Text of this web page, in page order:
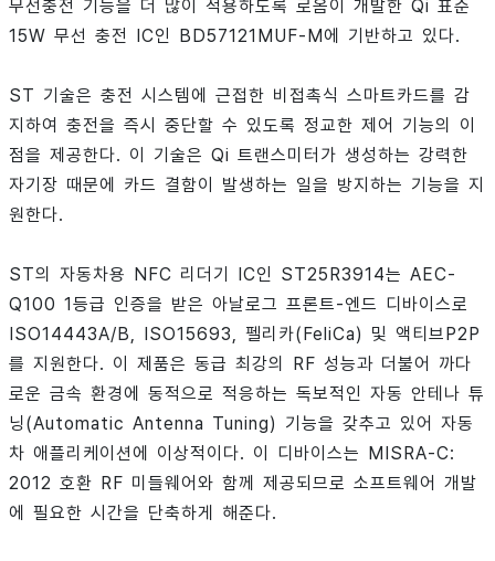
무선충전 기능을 더 많이 적용하도록 로옴이 개발한 Qi 표준
15W 무선 충전 IC인 BD57121MUF-M에 기반하고 있다.
ST 기술은 충전 시스템에 근접한 비접촉식 스마트카드를 감
지하여 충전을 즉시 중단할 수 있도록 정교한 제어 기능의 이
점을 제공한다. 이 기술은 Qi 트랜스미터가 생성하는 강력한
자기장 때문에 카드 결함이 발생하는 일을 방지하는 기능을 지
원한다.
ST의 자동차용 NFC 리더기 IC인 ST25R3914는 AEC-
Q100 1등급 인증을 받은 아날로그 프론트-엔드 디바이스로
ISO14443A/B, ISO15693, 펠리카(FeliCa) 및 액티브P2P
를 지원한다. 이 제품은 동급 최강의 RF 성능과 더불어 까다
로운 금속 환경에 동적으로 적응하는 독보적인 자동 안테나 튜
닝(Automatic Antenna Tuning) 기능을 갖추고 있어 자동
차 애플리케이션에 이상적이다. 이 디바이스는 MISRA-C:
2012 호환 RF 미들웨어와 함께 제공되므로 소프트웨어 개발
에 필요한 시간을 단축하게 해준다.